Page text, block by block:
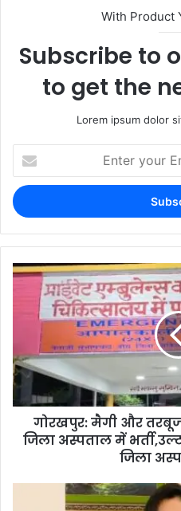
With Product
Subscribe to
to get the
Lorem ipsum dolor
गोरखपुर: मैगी और
जिला अस्पताल में
जिला